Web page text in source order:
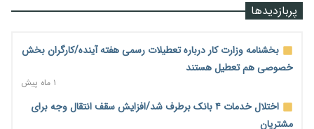
کاغذی چیست؟
هاشمی: توسعه ارتباطات کشور حتی در شرایط جنگی متوقف نشد
پربازدیدها
بخشنامه وزارت کار درباره تعطیلات رسمی هفته آینده/کارگران بخش
خصوصی هم تعطیل هستند
۱ ماه پیش
اختلال خدمات ۴ بانک برطرف شد/افزایش سقف انتقال وجه برای
مشتریان